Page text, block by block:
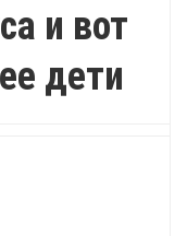
и вот
дети